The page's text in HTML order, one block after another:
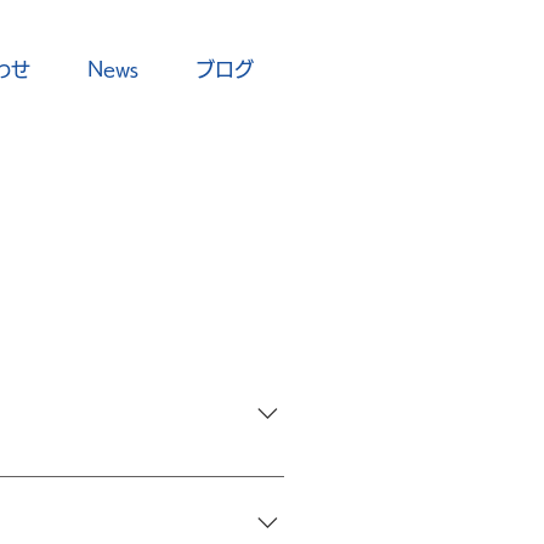
せ News ブログ
員登録を抹消させて頂きま